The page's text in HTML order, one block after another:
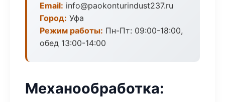
Email: info@paokonturindust237.ru
Город: Уфа
Режим работы: Пн-Пт: 09:00-18:00,
обед 13:00-14:00
Механообработка: